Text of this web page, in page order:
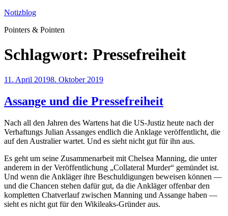
Zum
springen
Notizblog
Pointers & Pointen
Schlagwort: Pressefreiheit
Veröffentlicht
11. April 20198. Oktober 2019
Assange und die Pressefreiheit
Nach all den Jahren des Wartens hat die US-Justiz heute nach der
Verhaftungs Julian Assanges endlich die Anklage veröffentlicht, die
auf den Australier wartet. Und es sieht nicht gut für ihn aus.
Es geht um seine Zusammenarbeit mit Chelsea Manning, die unter
anderem in der Veröffentlichung „Collateral Murder“ gemündet ist.
Und wenn die Ankläger ihre Beschuldigungen beweisen können —
und die Chancen stehen dafür gut, da die Ankläger offenbar den
kompletten Chatverlauf zwischen Manning und Assange haben —
sieht es nicht gut für den Wikileaks-Gründer aus.